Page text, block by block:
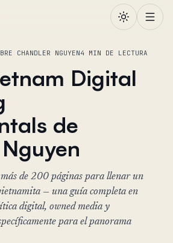
CHANDLER NGUYEN4 MIN DE LECTURA
Digital
de
más de 200 páginas para llenar un
— una guía completa en
digital, owned media y
para el panorama